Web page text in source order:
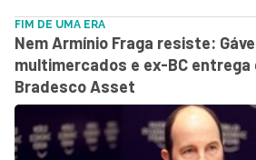
FIM DE UMA ERA
Nem Armínio Fraga resiste:
multimercados e ex-BC entrega
Bradesco Asset